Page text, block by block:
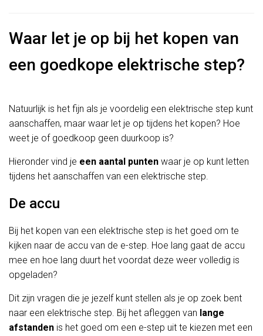
Waar let je op bij het kopen van
een goedkope elektrische step?
Natuurlijk is het fijn als je voordelig een elektrische step kunt
aanschaffen, maar waar let je op tijdens het kopen? Hoe
weet je of goedkoop geen duurkoop is?
Hieronder vind je een aantal punten waar je op kunt letten
tijdens het aanschaffen van een elektrische step.
De accu
Bij het kopen van een elektrische step is het goed om te
kijken naar de accu van de e-step. Hoe lang gaat de accu
mee en hoe lang duurt het voordat deze weer volledig is
opgeladen?
Dit zijn vragen die je jezelf kunt stellen als je op zoek bent
naar een elektrische step. Bij het afleggen van lange
afstanden is het goed om een e-step uit te kiezen met een